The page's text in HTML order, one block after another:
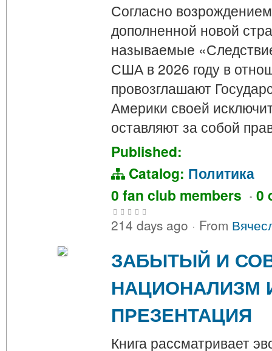
Согласно
дополненной новой
называемые
США в 2026 году в
провозглашают
Америки своей
оставляют за собой
Published:
Catalog: Политика
0 fan club members · 0
214 days ago · From
ЗАБЫТЫЙ И
НАЦИОНАЛИЗМ
ПРЕЗЕНТАЦИЯ
Книга рассматривает